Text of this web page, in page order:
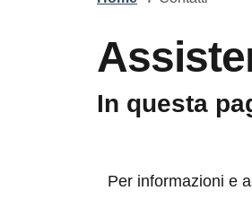
In questa
Per informazioni e